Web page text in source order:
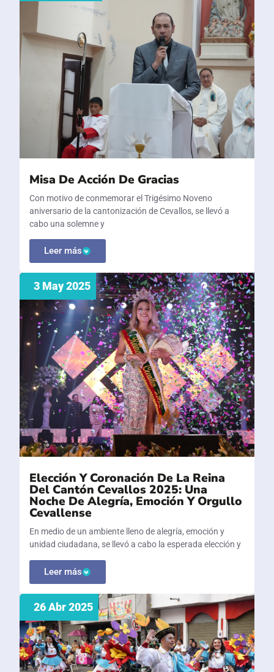
Misa De Acción De Gracias
Con motivo de conmemorar el Trigésimo Noveno
aniversario de la cantonización de Cevallos, se llevó a
cabo una solemne y
Leer más
3 May 2025
Elección Y Coronación De La Reina
Del Cantón Cevallos 2025: Una
Noche De Alegría, Emoción Y Orgullo
Cevallense
En medio de un ambiente lleno de alegría, emoción y
unidad ciudadana, se llevó a cabo la esperada elección y
Leer más
26 Abr 2025